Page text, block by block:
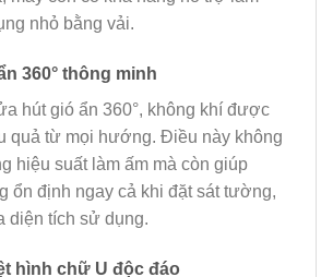
nhỏ bằng vải.
360° thông minh
hút gió ẩn 360°, không khí được
quả từ mọi hướng. Điều này không
hiệu suất làm ấm mà còn giúp
ổn định ngay cả khi đặt sát tường,
diện tích sử dụng.
hình chữ U độc đáo